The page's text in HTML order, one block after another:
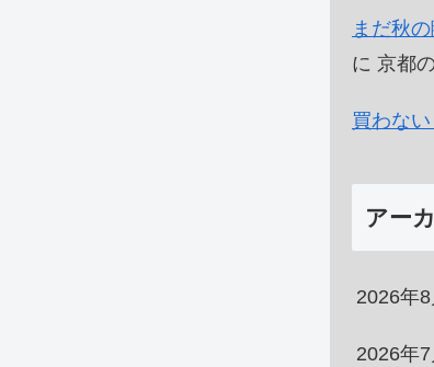
まだ秋
に 京都
買わな
アー
2026年8
2026年7